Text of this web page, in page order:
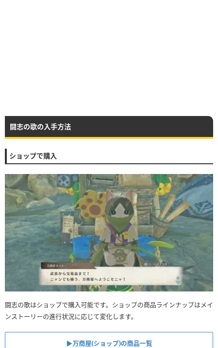
闘志の歌の入手方法
ショップで購入
闘志の歌はショップで購入可能です。ショップの商品ラインナップはメイ
ンストーリーの進行状況に応じて変化します。
▶︎万商屋(ショップ)の商品一覧